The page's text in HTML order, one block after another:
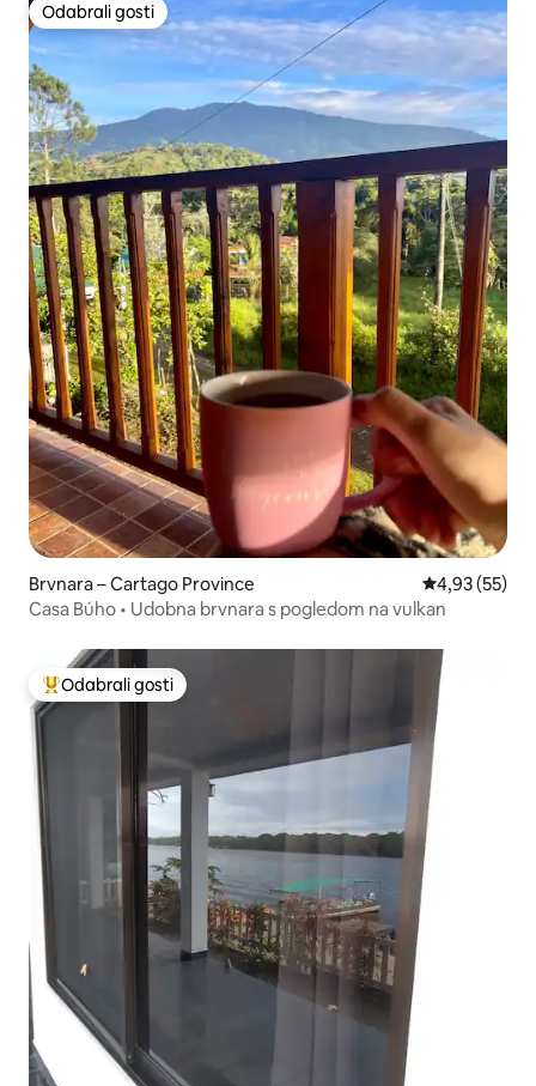
Odabrali gosti
Odabrali gosti
Brvnara – Cartago Province Prosječna
4,93 (55)
Casa Búho • Udobna brvnara s pogledom na vulkan
Među najviše rangiranima s oznakom „Odabrali gosti”
Odabrali gosti